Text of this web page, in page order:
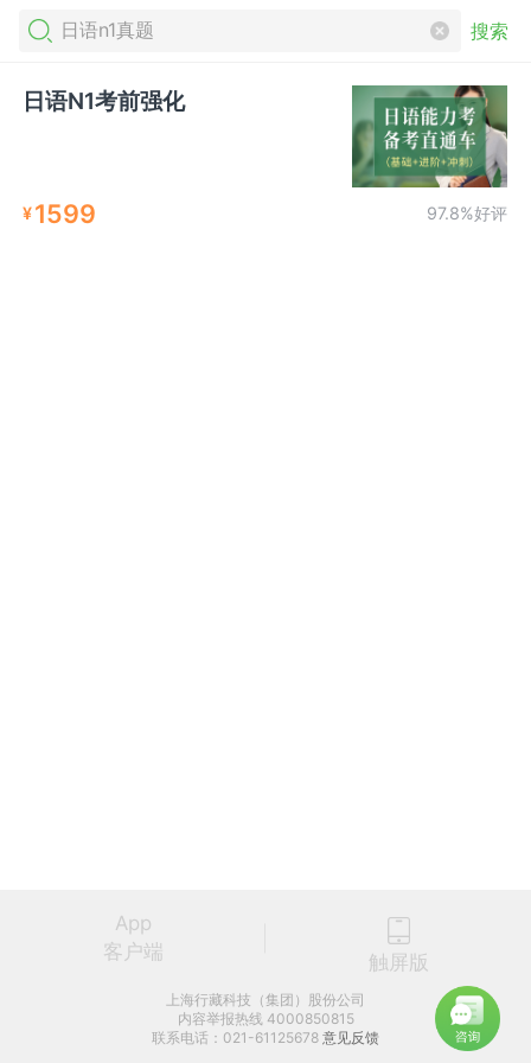
搜索
日语N1考前强化
¥1599 97.8%好评
App
客户端
触屏版
上海行藏科技（集团）股份公司
内容举报热线 4000850815
联系电话：021-61125678 意见反馈